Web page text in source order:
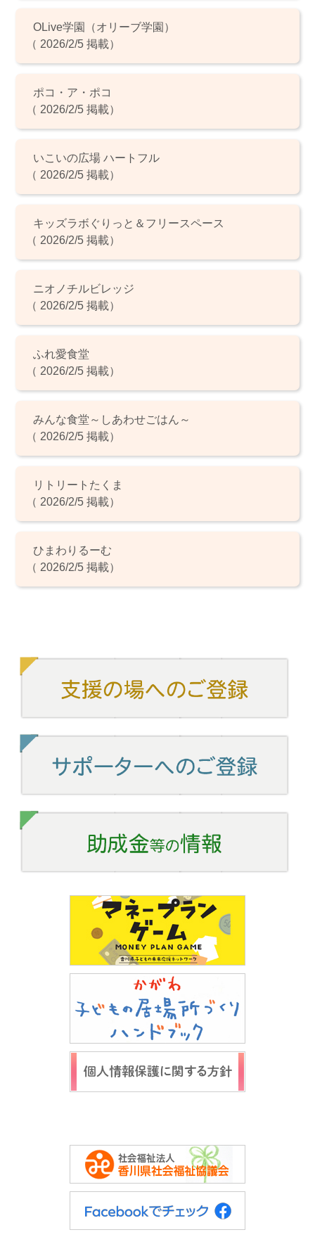
OLive学園（オリーブ学園）
（ 2026/2/5 掲載）
ポコ・ア・ポコ
（ 2026/2/5 掲載）
いこいの広場 ハートフル
（ 2026/2/5 掲載）
キッズラボぐりっと＆フリースペース
（ 2026/2/5 掲載）
ニオノチルビレッジ
（ 2026/2/5 掲載）
ふれ愛食堂
（ 2026/2/5 掲載）
みんな食堂～しあわせごはん～
（ 2026/2/5 掲載）
リトリートたくま
（ 2026/2/5 掲載）
ひまわりるーむ
（ 2026/2/5 掲載）